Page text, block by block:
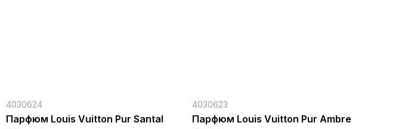
4030624
Парфюм Louis Vuitton Pur Santal
4030623
Парфюм Louis Vuitton Pur Ambre